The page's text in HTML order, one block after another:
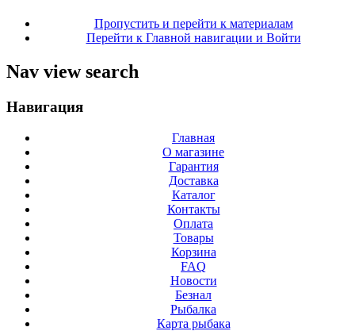
Пропустить и перейти к материалам
Перейти к Главной навигации и Войти
Nav view search
Навигация
Главная
О магазине
Гарантия
Доставка
Каталог
Контакты
Оплата
Товары
Корзина
FAQ
Новости
Безнал
Рыбалка
Карта рыбака